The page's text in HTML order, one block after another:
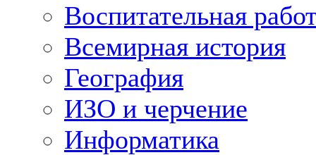
Воспитательная
Всемирная история
География
ИЗО и черчение
Информатика